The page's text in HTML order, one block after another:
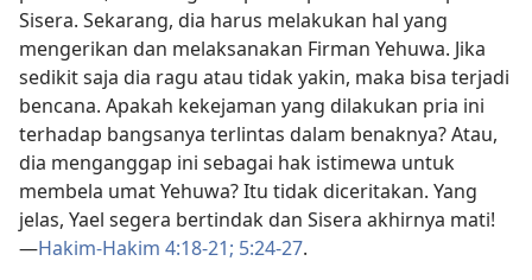
Sisera. Sekarang, dia harus melakukan hal yang
mengerikan dan melaksanakan Firman Yehuwa. Jika
sedikit saja dia ragu atau tidak yakin, maka bisa terjadi
bencana. Apakah kekejaman yang dilakukan pria ini
terhadap bangsanya terlintas dalam benaknya? Atau,
dia menganggap ini sebagai hak istimewa untuk
membela umat Yehuwa? Itu tidak diceritakan. Yang
jelas, Yael segera bertindak dan Sisera akhirnya mati!​
—Hakim-Hakim 4:18-21; 5:24-27.